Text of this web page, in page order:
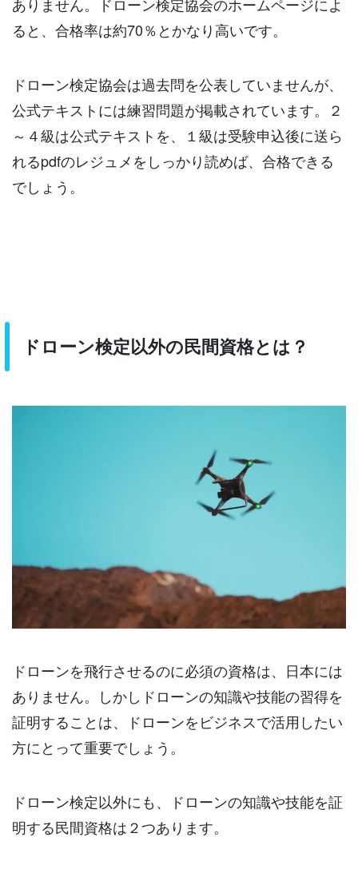
ありません。ドローン検定協会のホームページによ
ると、合格率は約70％とかなり高いです。
ドローン検定協会は過去問を公表していませんが、
公式テキストには練習問題が掲載されています。２
～４級は公式テキストを、１級は受験申込後に送ら
れるpdfのレジュメをしっかり読めば、合格できる
でしょう。
ドローン検定以外の民間資格とは？
ドローンを飛行させるのに必須の資格は、日本には
ありません。しかしドローンの知識や技能の習得を
証明することは、ドローンをビジネスで活用したい
方にとって重要でしょう。
ドローン検定以外にも、ドローンの知識や技能を証
明する民間資格は２つあります。